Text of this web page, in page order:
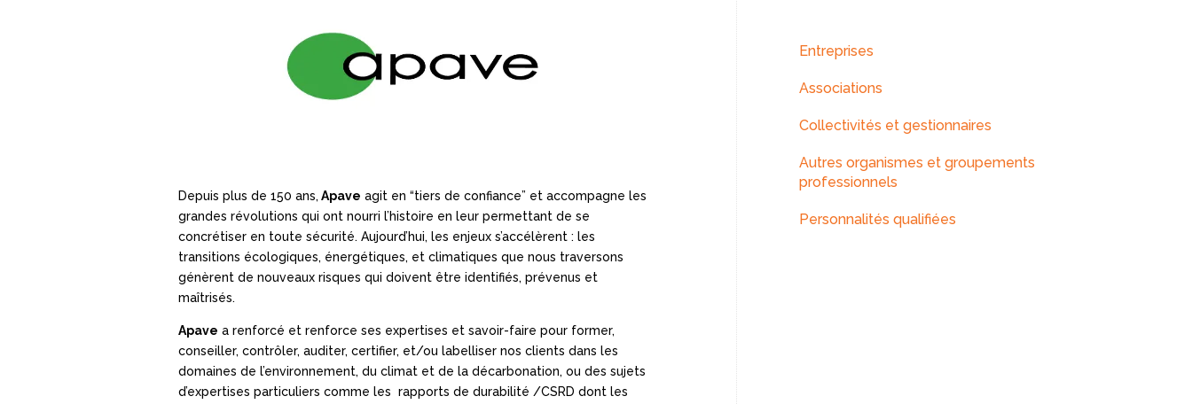
Depuis plus de 150 ans, Apave agit en “tiers de confiance” et accompagne les
grandes révolutions qui ont nourri l’histoire en leur permettant de se
concrétiser en toute sécurité. Aujourd’hui, les enjeux s’accélèrent : les
transitions écologiques, énergétiques, et climatiques que nous traversons
génèrent de nouveaux risques qui doivent être identifiés, prévenus et
maîtrisés.
Apave a renforcé et renforce ses expertises et savoir-faire pour former,
conseiller, contrôler, auditer, certifier, et/ou labelliser nos clients dans les
domaines de l’environnement, du climat et de la décarbonation, ou des sujets
d’expertises particuliers comme les rapports de durabilité /CSRD dont les
Entreprises
Associations
Collectivités et gestionnaires
Autres organismes et groupements
professionnels
Personnalités qualifiées